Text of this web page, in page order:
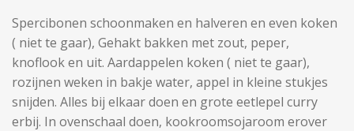
Spercibonen schoonmaken en halveren en even koken
( niet te gaar), Gehakt bakken met zout, peper,
knoflook en uit. Aardappelen koken ( niet te gaar),
rozijnen weken in bakje water, appel in kleine stukjes
snijden. Alles bij elkaar doen en grote eetlepel curry
erbij. In ovenschaal doen, kookroomsojaroom erover